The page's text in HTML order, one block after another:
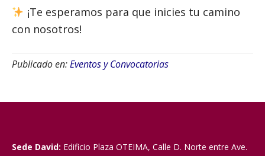
¡Te esperamos para que inicies tu camino
con nosotros!
Publicado en:Eventos y Convocatorias
Sede David: Edificio Plaza OTEIMA, Calle D. Norte entre Ave.